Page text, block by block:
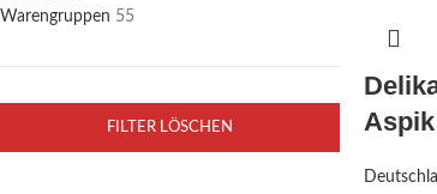
Warengruppen 55
FILTER LÖSCHEN